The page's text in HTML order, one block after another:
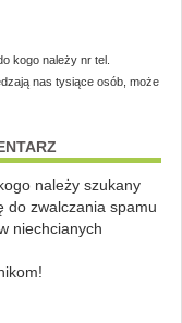
kogo należy nr tel.
nas tysiące osób, może
należy szukany
do zwalczania spamu
niechcianych